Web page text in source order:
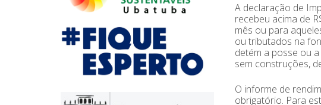
A declaração de
recebeu acima de
mês ou para
ou tributados na
detém a posse ou
sem construções,
O informe de
obrigatório. Para